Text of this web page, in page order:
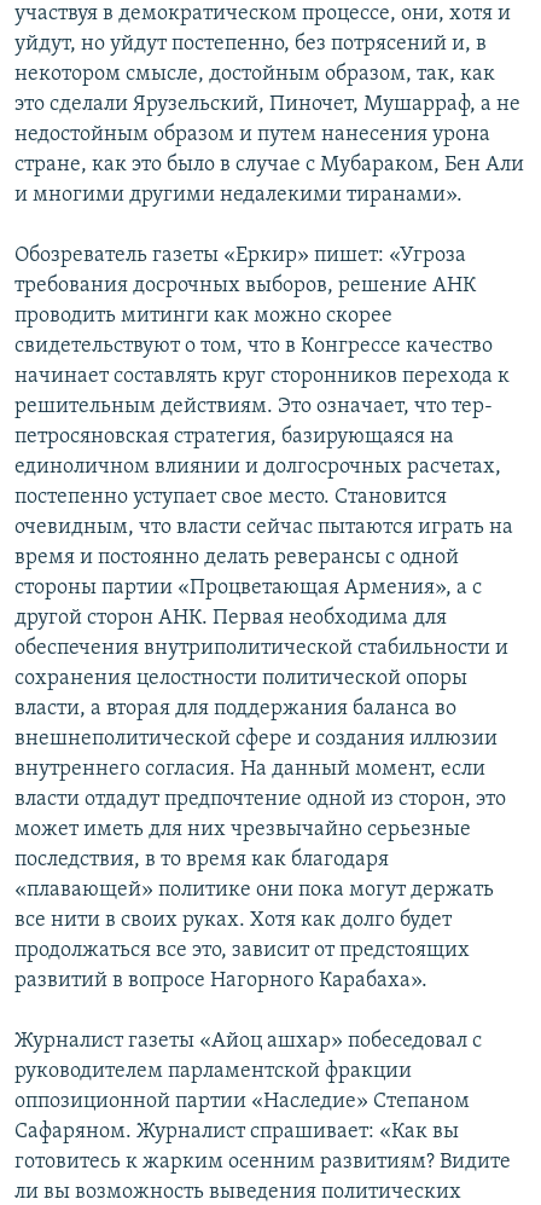
Все сайты Радио Азатутюн
участвуя в демократическом процессе, они, хотя и
уйдут, но уйдут постепенно, без потрясений и, в
некотором смысле, достойным образом, так, как
это сделали Ярузельский, Пиночет, Мушарраф, а не
недостойным образом и путем нанесения урона
стране, как это было в случае с Мубараком, Бен Али
и многими другими недалекими тиранами».
Обозреватель газеты «Еркир» пишет: «Угроза
требования досрочных выборов, решение АНК
проводить митинги как можно скорее
свидетельствуют о том, что в Конгрессе качество
начинает составлять круг сторонников перехода к
решительным действиям. Это означает, что тер-
петросяновская стратегия, базирующаяся на
единоличном влиянии и долгосрочных расчетах,
постепенно уступает свое место. Становится
очевидным, что власти сейчас пытаются играть на
время и постоянно делать реверансы с одной
стороны партии «Процветающая Армения», а с
другой сторон АНК. Первая необходима для
обеспечения внутриполитической стабильности и
сохранения целостности политической опоры
власти, а вторая для поддержания баланса во
внешнеполитической сфере и создания иллюзии
внутреннего согласия. На данный момент, если
власти отдадут предпочтение одной из сторон, это
может иметь для них чрезвычайно серьезные
последствия, в то время как благодаря
«плавающей» политике они пока могут держать
все нити в своих руках. Хотя как долго будет
продолжаться все это, зависит от предстоящих
развитий в вопросе Нагорного Карабаха».
Журналист газеты «Айоц ашхар» побеседовал с
руководителем парламентской фракции
оппозиционной партии «Наследие» Степаном
Сафаряном. Журналист спрашивает: «Как вы
готовитесь к жарким осенним развитиям? Видите
ли вы возможность выведения политических